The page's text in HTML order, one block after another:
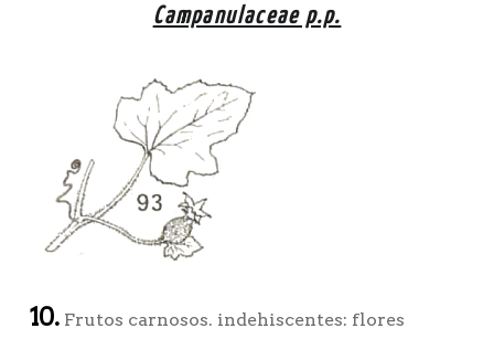
Campanulaceae p.p.
10.Frutos carnosos. indehiscentes: flores